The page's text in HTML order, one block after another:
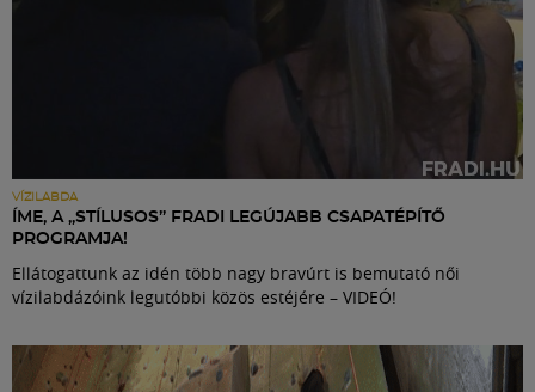
VÍZILABDA
ÍME, A „STÍLUSOS” FRADI LEGÚJABB CSAPATÉPÍTŐ
PROGRAMJA!
Ellátogattunk az idén több nagy bravúrt is bemutató női
vízilabdázóink legutóbbi közös estéjére – VIDEÓ!
Shop